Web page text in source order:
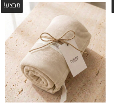
מבצע!